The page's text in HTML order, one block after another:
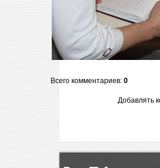
Всего комментариев: 0
Добавлять